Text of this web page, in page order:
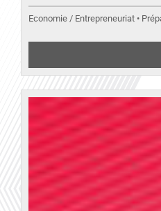
Economie / Entrepreneuriat •